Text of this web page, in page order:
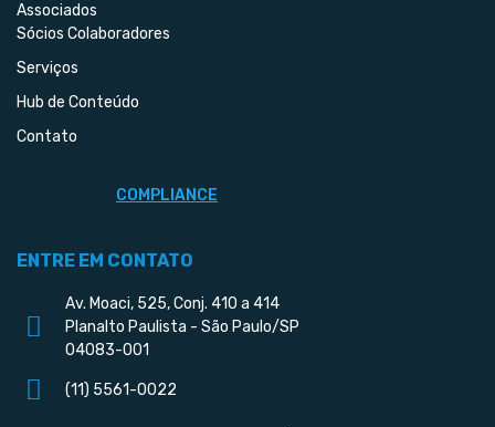
Associados
Sócios Colaboradores
Serviços
Hub de Conteúdo
Contato
COMPLIANCE
ENTRE EM CONTATO
Av. Moaci, 525, Conj. 410 a 414
Planalto Paulista - São Paulo/SP
04083-001
(11) 5561-0022